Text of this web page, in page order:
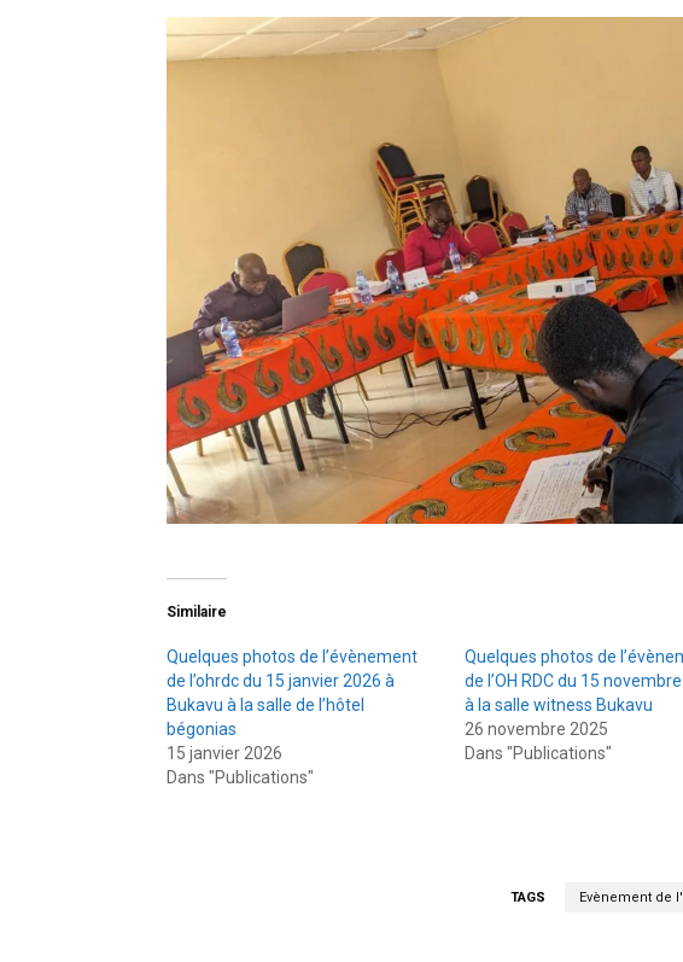
Similaire
Quelques photos de l’évènement
de l’ohrdc du 15 janvier 2026 à
Bukavu à la salle de l’hôtel
bégonias
15 janvier 2026
Dans "Publications"
Quelques photos de
de l’OH RDC du 15
à la salle witness Bukavu
26 novembre 2025
Dans "Publications"
TAGS Evènement de